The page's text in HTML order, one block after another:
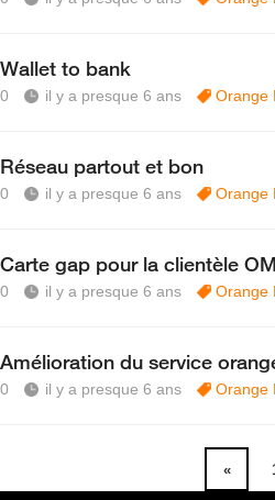
Wallet to bank
0 il y a presque 6 ans Orange
Réseau partout et bon
0 il y a presque 6 ans Orange
Carte gap pour la clientèle OM
0 il y a presque 6 ans Orange
Amélioration du service
0 il y a presque 6 ans Orange
«